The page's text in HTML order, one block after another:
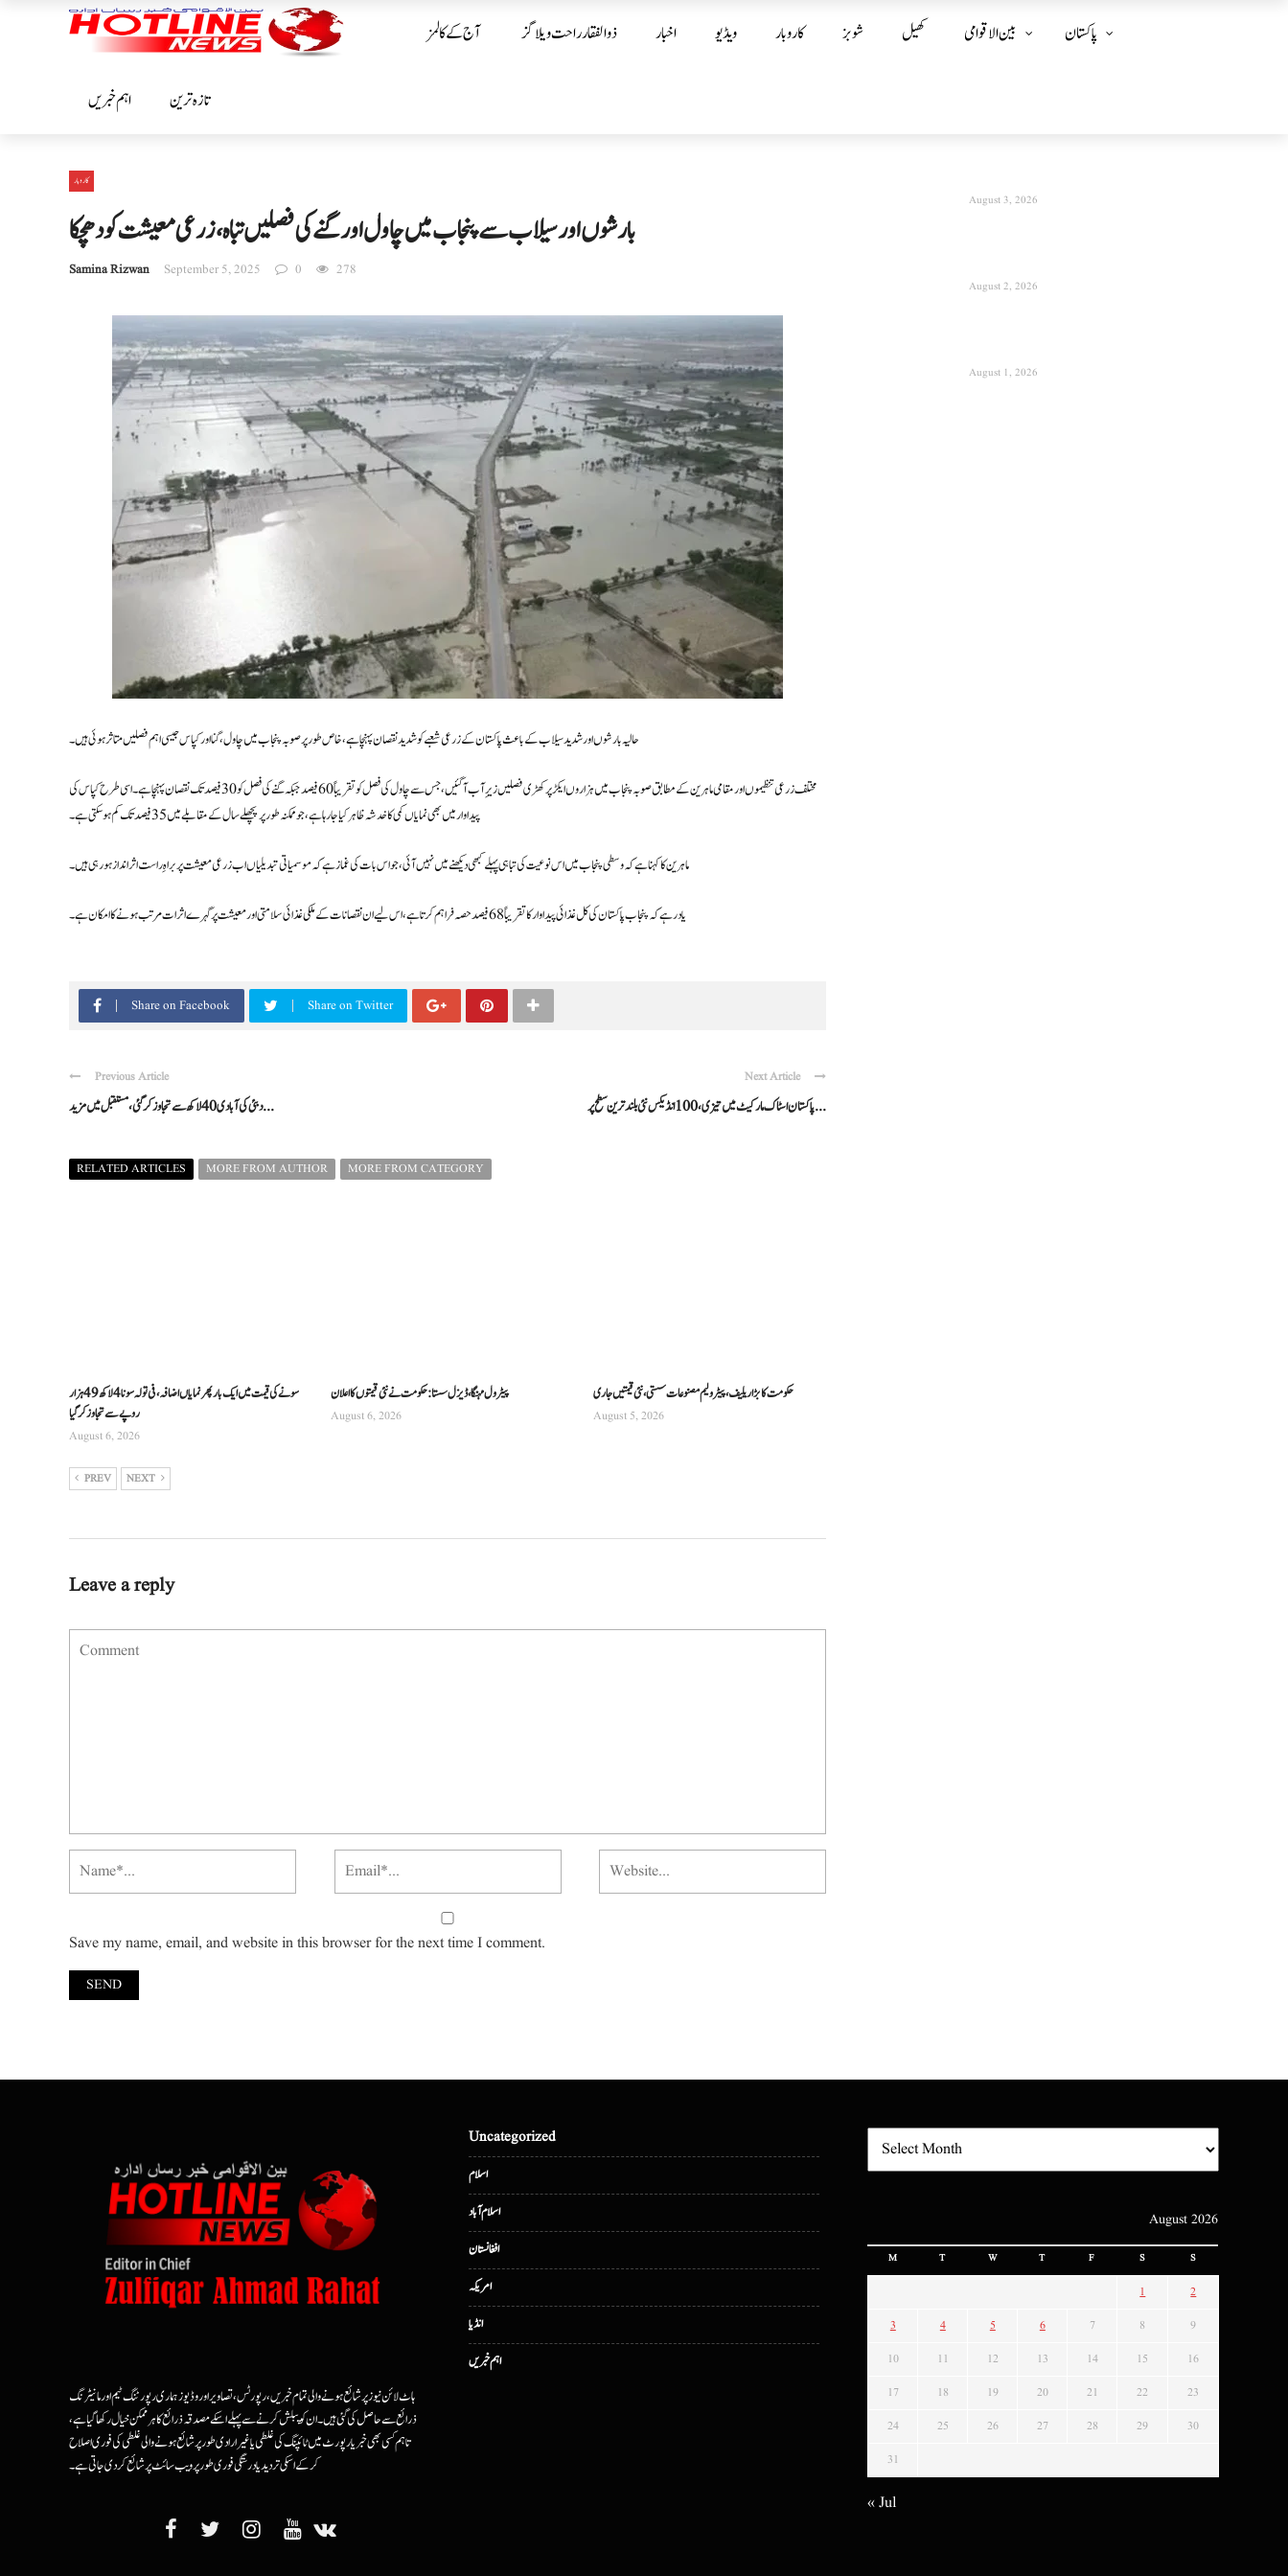
آج کے کالمز ذوالفقار راحت ویلاگز اخبار ویڈیو کاروبار شوبز کھیل بین الا قوامی پاکستان
اہم خبریں تازہ ترین
کاروبار
بارشوں اور سیلاب سے پنجاب میں چاول اور گنے کی فصلیں تباہ، زرعی معیشت کو دھچکا
Samina Rizwan September 5, 2025 0 278
حالیہ بارشوں اور شدید سیلاب کے باعث پاکستان کے زرعی شعبے کو شدید نقصان پہنچا ہے، خاص طور پر صوبہ پنجاب میں چاول، گنا اور کپاس جیسی اہم فصلیں متاثر ہوئی ہیں۔
مختلف زرعی تنظیموں اور مقامی ماہرین کے مطابق صوبہ پنجاب میں ہزاروں ایکڑ پر کھڑی فصلیں زیرِ آب آ گئیں، جس سے چاول کی فصل کو تقریباً 60 فیصد جبکہ گنے کی فصل کو 30 فیصد تک نقصان پہنچا ہے۔ اسی طرح کپاس کی
پیداوار میں بھی نمایاں کمی کا خدشہ ظاہر کیا جا رہا ہے، جو ممکنہ طور پر پچھلے سال کے مقابلے میں 35 فیصد تک کم ہو سکتی ہے۔
ماہرین کا کہنا ہے کہ وسطی پنجاب میں اس نوعیت کی تباہی پہلے کبھی دیکھنے میں نہیں آئی، جو اس بات کی غماز ہے کہ موسمیاتی تبدیلیاں اب زرعی معیشت پر براہِ راست اثر انداز ہو رہی ہیں۔
یاد رہے کہ پنجاب پاکستان کی کل غذائی پیداوار کا تقریباً 68 فیصد حصہ فراہم کرتا ہے، اس لیے ان نقصانات کے ملکی غذائی سلامتی اور معیشت پر گہرے اثرات مرتب ہونے کا امکان ہے۔
Share on Facebook Share on Twitter
Previous Article
دبئی کی آبادی 40 لاکھ سے تجاوز کر گئی، مستقبل میں مزید ...
Next Article
پاکستان اسٹاک مارکیٹ میں تیزی، 100 انڈیکس نئی بلند ترین سطح پر ...
RELATED ARTICLES MORE FROM AUTHOR MORE FROM CATEGORY
سونے کی قیمت میں ایک بار پھر نمایاں اضافہ، فی تولہ سونا 4 لاکھ 49 ہزار
روپے سے تجاوز کرگیا
August 6, 2026
پیٹرول مہنگا، ڈیزل سستا: حکومت نے نئی قیمتوں کا اعلان
August 6, 2026
حکومت کا بڑا ریلیف، پیٹرولیم مصنوعات سستی، نئی قیمتیں جاری
August 5, 2026
PREV NEXT
Leave a reply
Save my name, email, and website in this browser for the next time I comment.
August 3, 2026
August 2, 2026
August 1, 2026
ہاٹ لائن نیوز پر شائع ہونے والی تمام خبریں، رپورٹس، تصاویر اور وڈیوز ہماری رپورٹنگ ٹیم اور مانیٹرنگ
ذرائع سے حاصل کی گئی ہیں۔ ان کو پبلش کرنے سے پہلے اسکے مصدقہ ذرائع کا ہرممکن خیال رکھا گیا ہے،
تاہم کسی بھی خبر یا رپورٹ میں ٹائپنگ کی غلطی یا غیرارادی طور پر شائع ہونے والی غلطی کی فوری اصلاح
کرکے اسکی تردید یا درستگی فوری طور پر ویب سائٹ پر شائع کردی جاتی ہے۔
Uncategorized
اسلام
اسلام آباد
افغانستان
امریکہ
انڈیا
اہم خبریں
August 2026
M T W T F S S
1 2
3 4 5 6 7 8 9
10 11 12 13 14 15 16
17 18 19 20 21 22 23
24 25 26 27 28 29 30
31
« Jul